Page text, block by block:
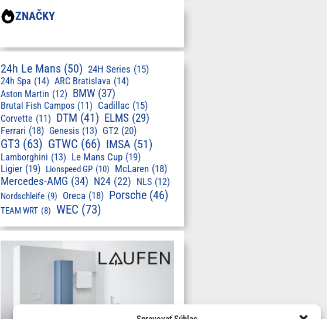
ZNAČKY
24h Le Mans (50) 24H Series (15)
24h Spa (14) ARC Bratislava (14)
Aston Martin (12) BMW (37)
Brutal Fish Campos (11) Cadillac (15)
Corvette (11) DTM (41) ELMS (29)
Ferrari (18) Genesis (13) GT2 (20)
GT3 (63) GTWC (66) IMSA (51)
Lamborghini (13) Le Mans Cup (19)
Ligier (19) Lionspeed GP (10) McLaren (18)
Mercedes-AMG (34) N24 (22) NLS (12)
Nordschleife (9) Oreca (18) Porsche (46)
TEAM WRT (8) WEC (73)